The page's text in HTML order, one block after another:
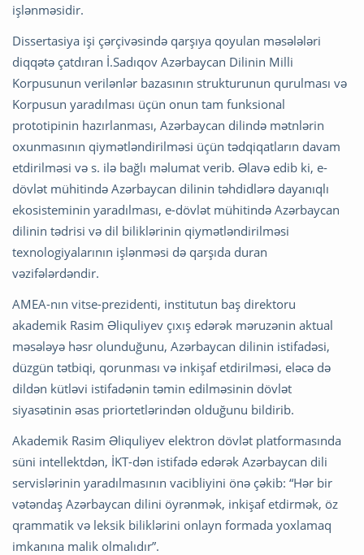
işlənməsidir.
Dissertasiya işi çərçivəsində qarşıya qoyulan məsələləri
diqqətə çatdıran İ.Sadıqov Azərbaycan Dilinin Milli
Korpusunun verilənlər bazasının strukturunun qurulması və
Korpusun yaradılması üçün onun tam funksional
prototipinin hazırlanması, Azərbaycan dilində mətnlərin
oxunmasının qiymətləndirilməsi üçün tədqiqatların davam
etdirilməsi və s. ilə bağlı məlumat verib. Əlavə edib ki, e-
dövlət mühitində Azərbaycan dilinin təhdidlərə dayanıqlı
ekosisteminin yaradılması, e-dövlət mühitində Azərbaycan
dilinin tədrisi və dil biliklərinin qiymətləndirilməsi
texnologiyalarının işlənməsi də qarşıda duran
vəzifələrdəndir.
AMEA-nın vitse-prezidenti, institutun baş direktoru
akademik Rasim Əliquliyev çıxış edərək məruzənin aktual
məsələyə həsr olunduğunu, Azərbaycan dilinin istifadəsi,
düzgün tətbiqi, qorunması və inkişaf etdirilməsi, eləcə də
dildən kütləvi istifadənin təmin edilməsinin dövlət
siyasətinin əsas priortetlərindən olduğunu bildirib.
Akademik Rasim Əliquliyev elektron dövlət platformasında
süni intellektdən, İKT-dən istifadə edərək Azərbaycan dili
servislərinin yaradılmasının vacibliyini önə çəkib: “Hər bir
vətəndaş Azərbaycan dilini öyrənmək, inkişaf etdirmək, öz
qrammatik və leksik biliklərini onlayn formada yoxlamaq
imkanına malik olmalıdır”.